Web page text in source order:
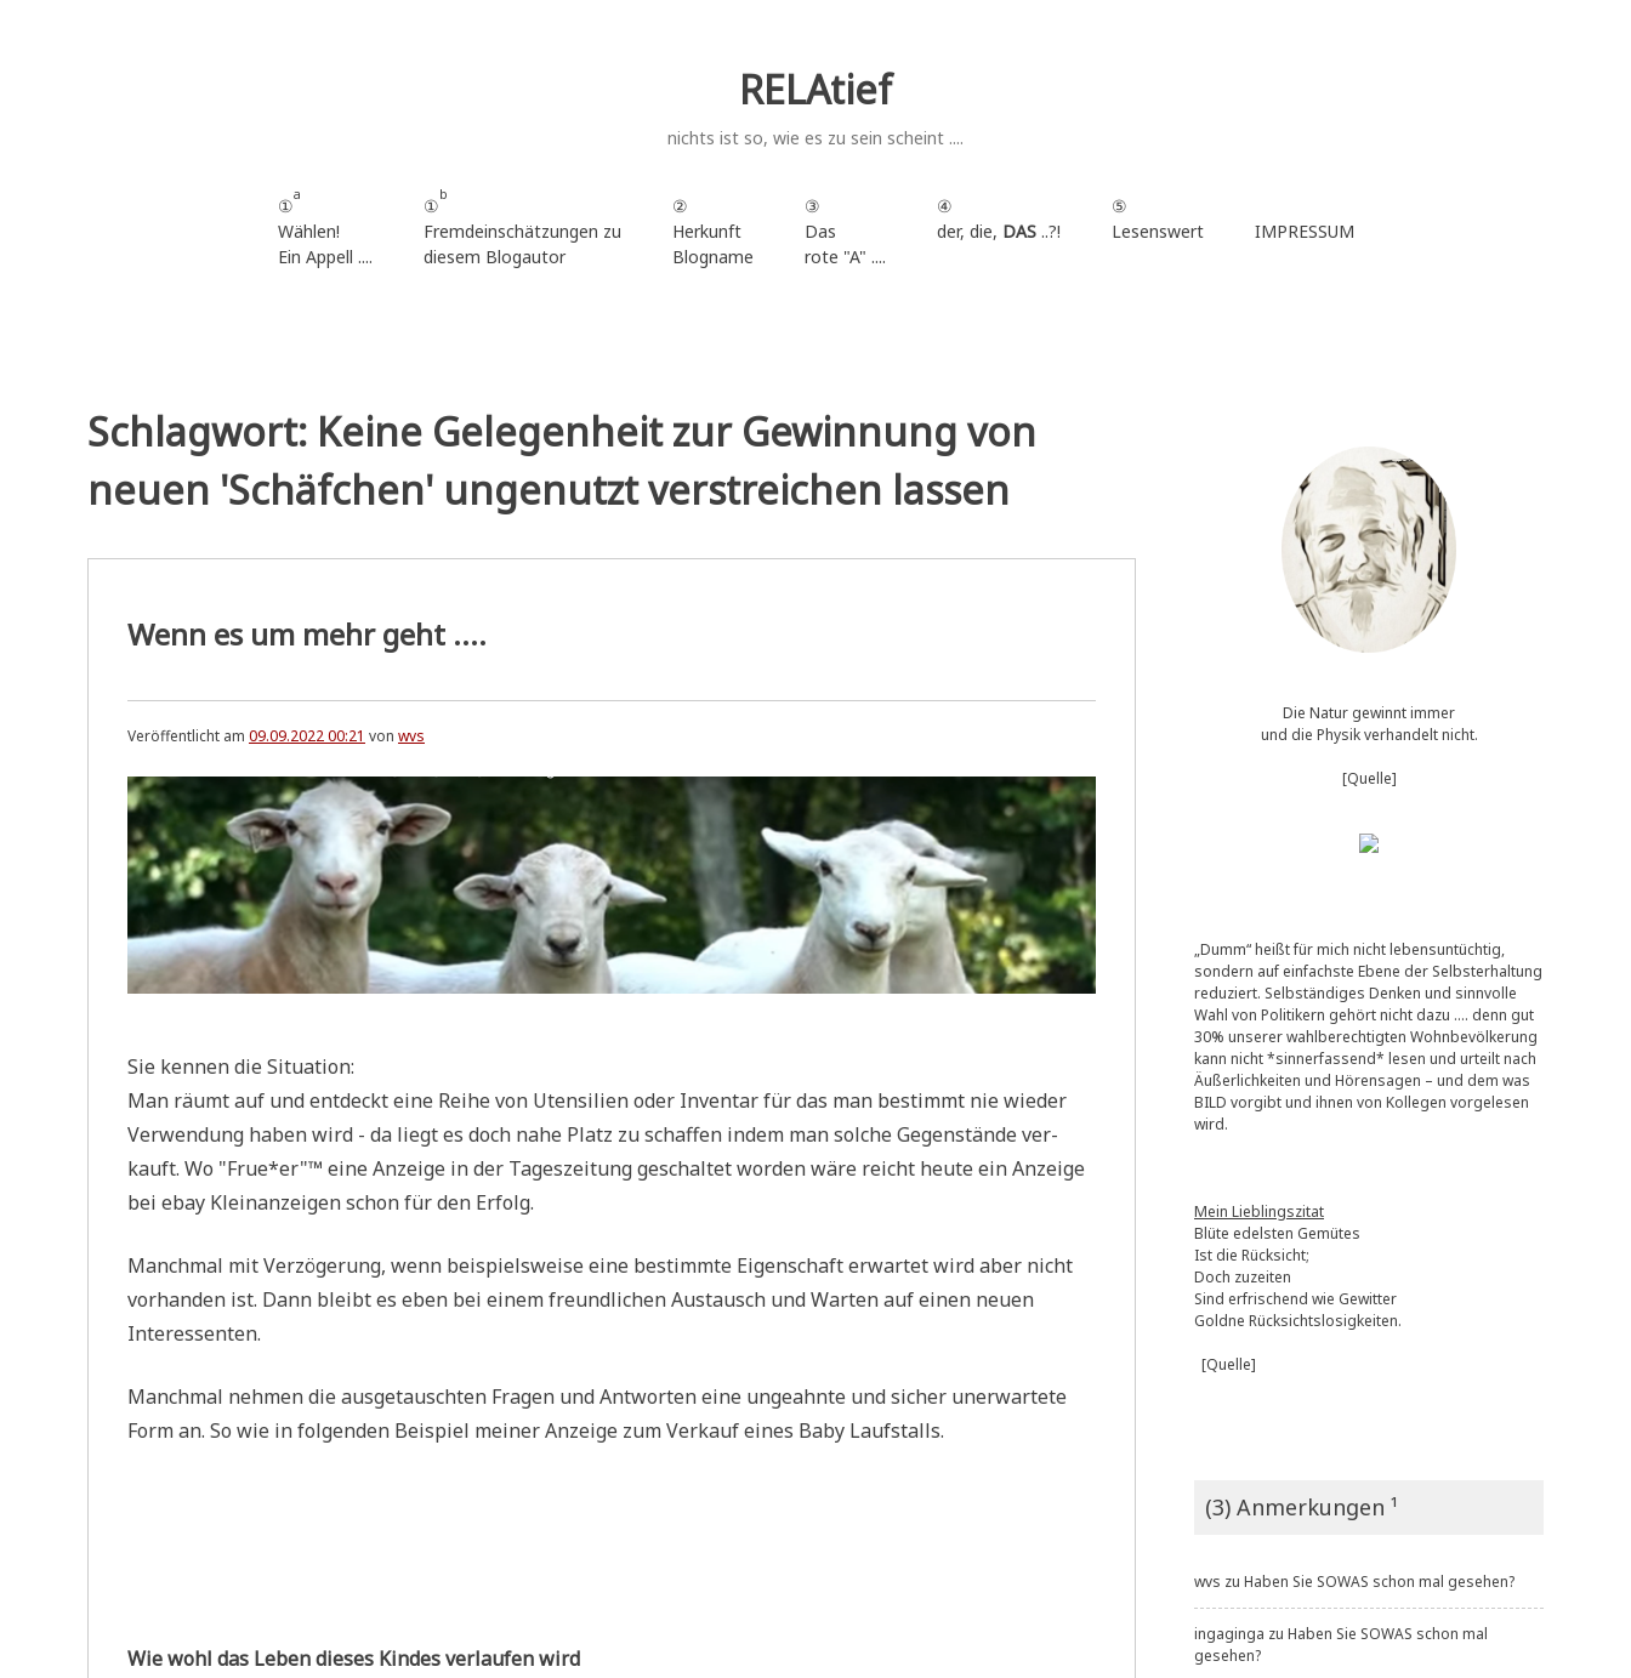
RELAtief
nichts ist so, wie es zu sein scheint ....
①
a
Wählen!
Ein Appell ....
①
b
Fremdeinschätzungen zu
diesem Blogautor
②
Herkunft
Blogname
③
Das
rote "A" ....
④
der, die, DAS..?!
⑤
Lesenswert
IMPRESSUM
Schlagwort: Keine Gelegenheit zur Gewinnung von
neuen 'Schäfchen' ungenutzt verstreichen lassen
Wenn es um mehr geht ....
Veröffentlicht am 09.09.2022 00:21 von wvs
Sie ken­nen die Situation:
Man räumt auf und ent­deckt eine Rei­he von Uten­si­li­en oder Inven­tar für das man bestimmt nie wie­der
Ver­wen­dung haben wird - da liegt es doch nahe Platz zu schaf­fen indem man sol­che Gegen­stän­de ver­
kauft. Wo "Frue*er"™ eine Anzei­ge in der Tages­zei­tung geschal­tet wor­den wäre reicht heu­te ein Anzei­ge
bei ebay Klein­an­zei­gen schon für den Erfolg.
Manch­mal mit Ver­zö­ge­rung, wenn bei­spiels­wei­se eine bestimm­te Eigen­schaft erwar­tet wird aber nicht
vor­han­den ist. Dann bleibt es eben bei einem freund­li­chen Aus­tausch und War­ten auf einen neu­en
Interessenten.
Manch­mal neh­men die aus­ge­tausch­ten Fra­gen und Ant­wor­ten eine unge­ahn­te und sicher uner­war­te­te
Form an. So wie in fol­gen­den Bei­spiel mei­ner Anzei­ge zum Ver­kauf eines Baby Laufstalls.
Wie wohl das Leben die­ses Kin­des ver­lau­fen wird
Die Natur gewinnt immer
und die Physik verhandelt nicht.
[Quelle]
„Dumm“ heißt für mich nicht lebensuntüchtig,
sondern auf einfachste Ebene der Selbsterhaltung
reduziert. Selbständiges Denken und sinnvolle
Wahl von Politikern gehört nicht dazu …. denn gut
30% unserer wahlberechtigten Wohnbevölkerung
kann nicht *sinnerfassend* lesen und urteilt nach
Äußerlichkeiten und Hörensagen – und dem was
BILD vorgibt und ihnen von Kollegen vorgelesen
wird.
Mein Lieblingszitat
Blüte edelsten Gemütes
Ist die Rücksicht;
Doch zuzeiten
Sind erfrischend wie Gewitter
Goldne Rücksichtslosigkeiten.
[Quelle]
(3) Anmerkungen ¹
wvs zu Haben Sie SOWAS schon mal gesehen?
ingaginga zu Haben Sie SOWAS schon mal
gesehen?